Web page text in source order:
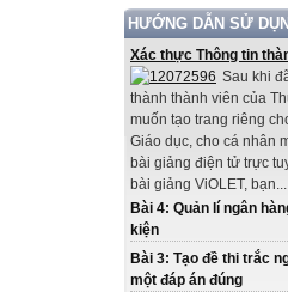
HƯỚNG DẪN SỬ
Xác thực Thông tin
Sau khi
thành thành viên của
muốn tạo trang riêng
Giáo dục, cho cá nhân
bài giảng điện tử trực
bài giảng ViOLET, bạn...
Bài 4: Quản lí ngân
kiện
Bài 3: Tạo đề thi trắc
một đáp án đúng